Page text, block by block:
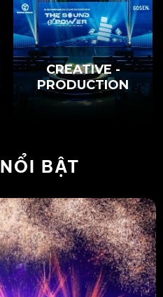
CREATIVE -
PRODUCTION
BẬT